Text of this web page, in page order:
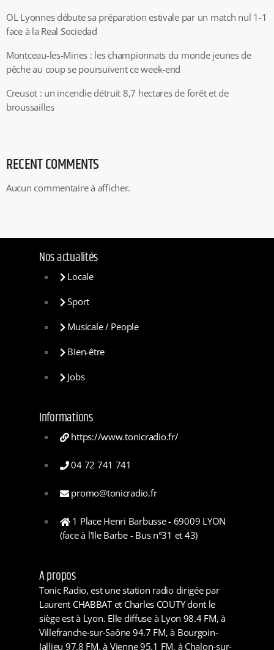
OL Lyonnes débute sa préparation estivale par un match nul 1-1
face à la Real Sociedad
Montceau-les-Mines : les championnats du monde jeunes de
pêche au coup se poursuivent ce week-end
Creusot : un incendie détruit 8,7 hectares de forêt et de
broussailles
RECENT COMMENTS
Aucun commentaire à afficher.
Nos actualités
Locale
Sport
Musicale / People
Bien-être
Jobs
Informations
https://www.tonicradio.fr/
04 72 741 741
promo@tonicradio.fr
1 Place Henri Barbusse - 69009 LYON
(face à l'Ile Barbe - Bus n°31 et 43)
A propos
Tonic Radio, est une station radio dirigée par
Laurent CHABBAT et Charles COUTY dont le
siège est à Lyon. Elle diffuse à Lyon 98.4 FM, à
Villefranche-sur-Saône 94.7 FM, à Bourgoin-
Jallieu 97.8 FM, à Vienne 95.1 FM, à Chalon-sur-